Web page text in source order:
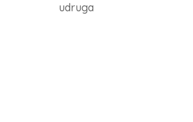
udruga